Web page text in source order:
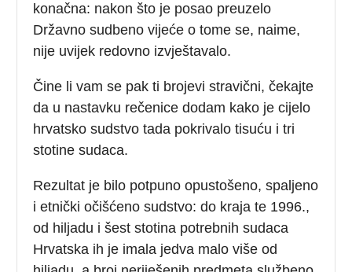
konačna: nakon što je posao preuzelo
Državno sudbeno vijeće o tome se, naime,
nije uvijek redovno izvještavalo.
Čine li vam se pak ti brojevi stravični, čekajte
da u nastavku rečenice dodam kako je cijelo
hrvatsko sudstvo tada pokrivalo tisuću i tri
stotine sudaca.
Rezultat je bilo potpuno opustošeno, spaljeno
i etnički očišćeno sudstvo: do kraja te 1996.,
od hiljadu i šest stotina potrebnih sudaca
Hrvatska ih je imala jedva malo više od